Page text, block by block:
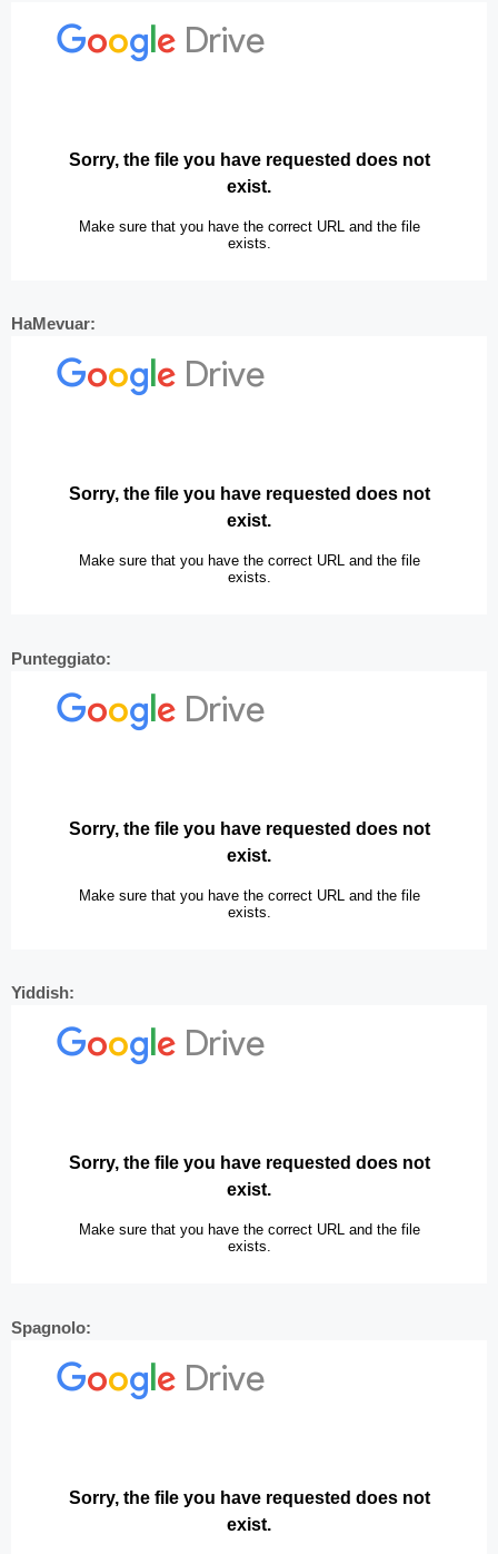
HaMevuar:
Punteggiato:
Yiddish:
Spagnolo: